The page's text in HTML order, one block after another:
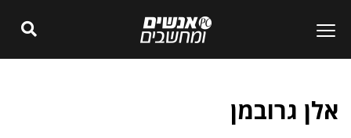
אלן גרובמן